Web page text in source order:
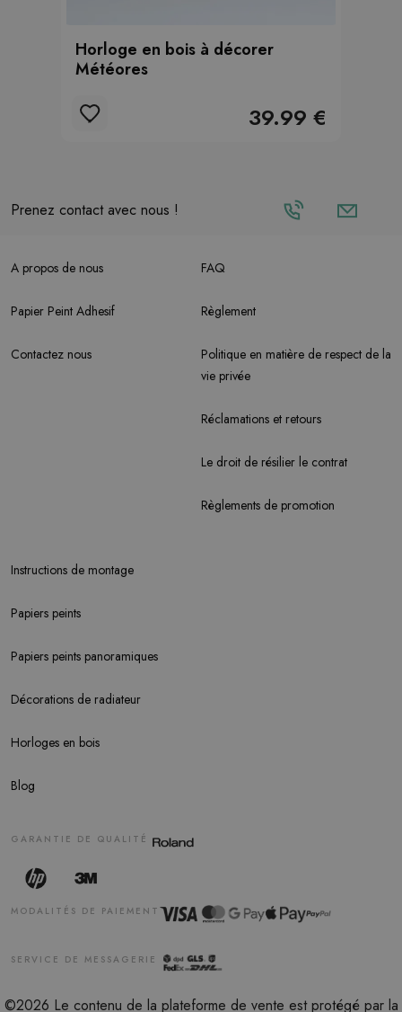
Horloge en bois à décorer
Météores
39.99 €
Prenez contact avec nous !
A propos de nous
Papier Peint Adhesif
Contactez nous
Instructions de montage
Papiers peints
Papiers peints panoramiques
Décorations de radiateur
Horloges en bois
Blog
FAQ
Règlement
Politique en matière de respect de la
vie privée
Réclamations et retours
Le droit de résilier le contrat
Règlements de promotion
GARANTIE DE QUALITÉ
SERVICE DE MESSAGERIE
MODALITÉS DE PAIEMENT
©2026 Le contenu de la plateforme de vente est protégé par la